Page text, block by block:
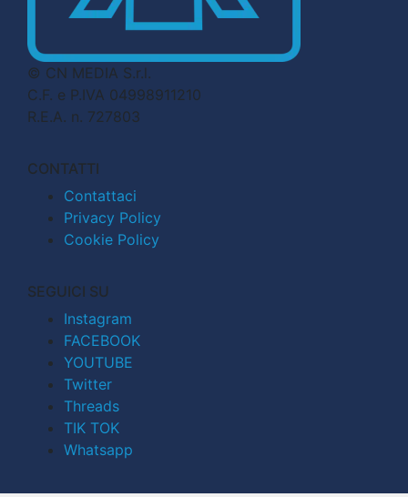
© CN MEDIA S.r.l.
C.F. e P.IVA 04998911210
R.E.A. n. 727803
CONTATTI
Contattaci
Privacy Policy
Cookie Policy
SEGUICI SU
Instagram
FACEBOOK
YOUTUBE
Twitter
Threads
TIK TOK
Whatsapp